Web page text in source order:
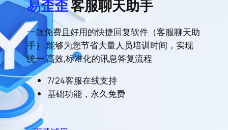
易歪歪客服聊天助手
一款免费且好用的快捷回复软件（客服聊天助
手）,能够为您节省大量人员培训时间，实现
统一,高效,标准化的讯息答复流程
7/24客服在线支持
基础功能，永久免费